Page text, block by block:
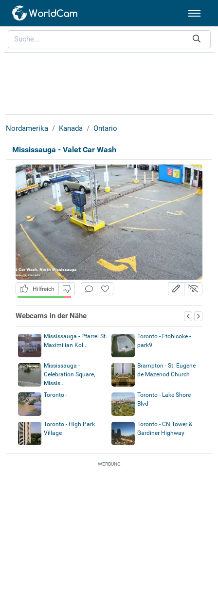
Nordamerika Kanada Ontario
Mississauga - Valet Car Wash
Hilfreich
Webcams in der Nähe
Mississauga - Pfarrei St.
Maximilian Kol...
Toronto - Etobicoke -
park9
Mississauga -
Celebration Square,
Missis...
Brampton - St. Eugene
de Mazenod Church
Toronto -
Überschwemmungskameras
Toronto - Lake Shore
Blvd
Toronto - High Park
Village
Toronto - CN Tower &
Gardiner Highway
WERBUNG